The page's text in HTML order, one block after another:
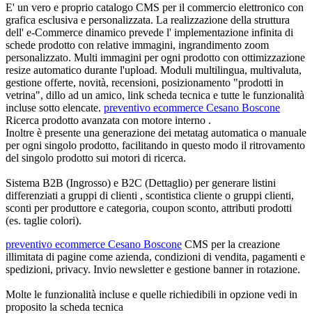
E' un vero e proprio catalogo CMS per il commercio elettronico con
grafica esclusiva e personalizzata. La realizzazione della struttura
dell' e-Commerce dinamico prevede l' implementazione infinita di
schede prodotto con relative immagini, ingrandimento zoom
personalizzato. Multi immagini per ogni prodotto con ottimizzazione
resize automatico durante l'upload. Moduli multilingua, multivaluta,
gestione offerte, novità, recensioni, posizionamento "prodotti in
vetrina", dillo ad un amico, link scheda tecnica e tutte le funzionalità
incluse sotto elencate. preventivo ecommerce Cesano Boscone
Ricerca prodotto avanzata con motore interno .
Inoltre è presente una generazione dei metatag automatica o manuale
per ogni singolo prodotto, facilitando in questo modo il ritrovamento
del singolo prodotto sui motori di ricerca.
Sistema B2B (Ingrosso) e B2C (Dettaglio) per generare listini
differenziati a gruppi di clienti , scontistica cliente o gruppi clienti,
sconti per produttore e categoria, coupon sconto, attributi prodotti
(es. taglie colori).
preventivo ecommerce Cesano Boscone CMS per la creazione
illimitata di pagine come azienda, condizioni di vendita, pagamenti e
spedizioni, privacy. Invio newsletter e gestione banner in rotazione.
Molte le funzionalità incluse e quelle richiedibili in opzione vedi in
proposito la scheda tecnica